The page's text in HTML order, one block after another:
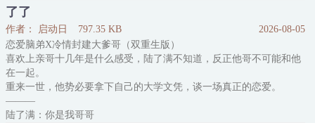
一个接一个的大瓜小瓜被爆出来，只能说癫，癫中癫瓜中瓜，霸总文
里怎么可能不癫！
飘旁白的小霸总一号是个苦瓜属性（俨然是病娇系霸总！）
飘旁白的霸总二号是个霸道家主（属性不明，但小气叭叭的喜欢扣工
资！这是我老板，这个不能忍！）
飘旁白的三号霸总是疯批加绿茶（游走
了了
作者： 启动日 797.35 KB
2026-08-05
恋爱脑弟X冷情封建大爹哥（双重生版）
喜欢上亲哥十几年是什么感受，陆了满不知道，反正他哥不可能和他
在一起。
重来一世，他势必要拿下自己的大学文凭，谈一场真正的恋爱。
———
陆了满：你是我哥哥